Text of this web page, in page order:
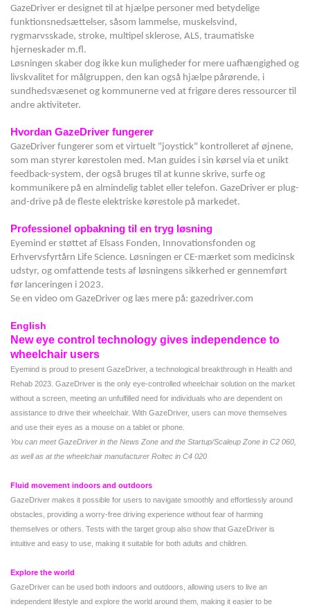
GazeDriver er designet til at hjælpe personer med betydelige
funktionsnedsættelser, såsom lammelse, muskelsvind,
rygmarvsskade, stroke, multipel sklerose, ALS, traumatiske
hjerneskader m.fl.
Løsningen skaber dog ikke kun muligheder for mere uafhængighed og
livskvalitet for målgruppen, den kan også hjælpe pårørende, i
sundhedsvæsenet og kommunerne ved at frigøre deres ressourcer til
andre aktiviteter.
Hvordan GazeDriver fungerer
GazeDriver fungerer som et virtuelt "joystick" kontrolleret af øjnene,
som man styrer kørestolen med. Man guides i sin kørsel via et unikt
feedback-system, der også bruges til at kunne skrive, surfe og
kommunikere på en almindelig tablet eller telefon. GazeDriver er plug-
and-drive på de fleste elektriske kørestole på markedet.
Professionel opbakning til en tryg løsning
Eyemind er støttet af Elsass Fonden, Innovationsfonden og
Erhvervsfyrtårn Life Science. Løsningen er CE-mærket som medicinsk
udstyr, og omfattende tests af løsningens sikkerhed er gennemført
før lanceringen i 2023.
Se en video om GazeDriver og læs mere på: gazedriver.com
English
New eye control technology gives independence to
wheelchair users
Eyemind is proud to present GazeDriver, a technological breakthrough in Health and
Rehab 2023. GazeDriver is the only eye-controlled wheelchair solution on the market
without a screen, meeting an unfulfilled need for individuals who are dependent on
assistance to drive their wheelchair. With GazeDriver, users can move themselves
and use their eyes as a mouse on a tablet or phone.
You can meet GazeDriver in the News Zone and the Startup/Scaleup Zone in C2 060,
as well as at the wheelchair manufacturer Roltec in C4 020
Fluid movement indoors and outdoors
GazeDriver makes it possible for users to navigate smoothly and effortlessly around
obstacles, providing a worry-free driving experience without fear of harming
themselves or others. Tests with the target group also show that GazeDriver is
intuitive and easy to use, making it suitable for both adults and children.
Explore the world
GazeDriver can be used both indoors and outdoors, allowing users to live an
independent lifestyle and explore the world around them, making it easier to be